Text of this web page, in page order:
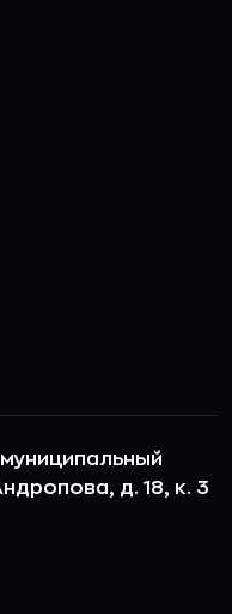
муниципальный
д. 18, к. 3